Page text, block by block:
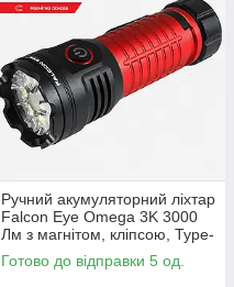
Ручний акумуляторний ліхтар
Falcon Eye Omega 3K 3000
Лм з магнітом, кліпсою, Type-
C і червоним сигналом,
чорний
Готово до відправки 5 од.